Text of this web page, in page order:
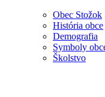
Obec Stožok
História obce
Demografia
Symboly
Školstvo